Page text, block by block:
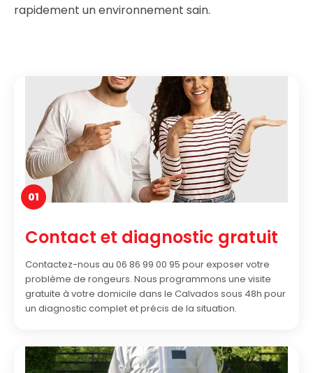
rapidement un environnement sain.
01
Contact et diagnostic gratuit
Contactez-nous au 06 86 99 00 95 pour exposer votre
problème de rongeurs. Nous programmons une visite
gratuite à votre domicile dans le Calvados sous 48h pour
un diagnostic complet et précis de la situation.